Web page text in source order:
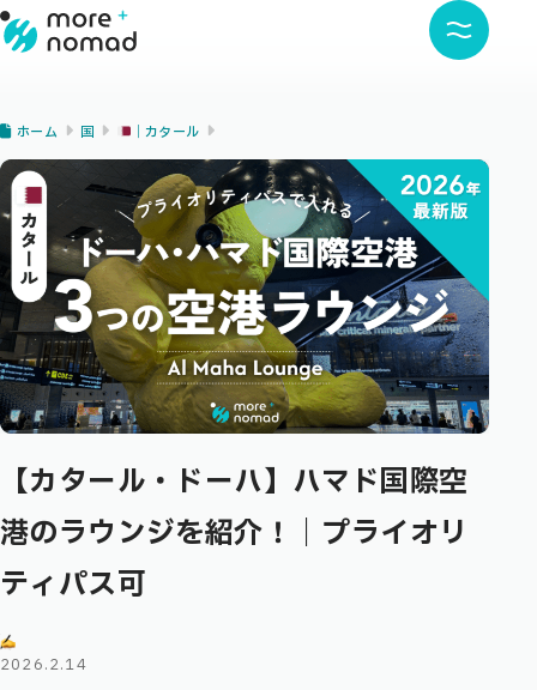
ホーム 国 ｜カタール
【カタール・ドーハ】ハマド国際空
港のラウンジを紹介！｜プライオリ
ティパス可
2026.2.14